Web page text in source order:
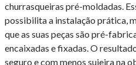
churrasqueiras pré-moldadas.
possibilita a instalação prática,
que as suas peças são pré-
encaixadas e fixadas. O
seguro e com menos sujeira na